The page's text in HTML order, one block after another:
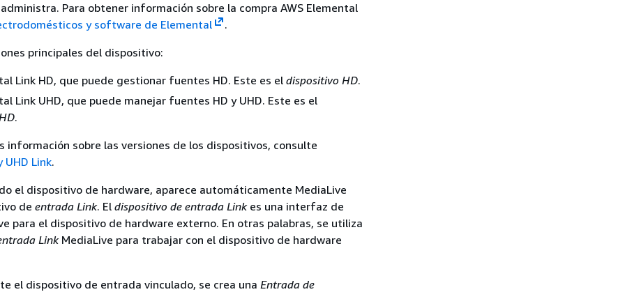
Para obtener información sobre la compra AWS Elemental
y software de Elemental
.
principales del dispositivo:
Link HD, que puede gestionar fuentes HD. Este es el dispositivo HD.
Link UHD, que puede manejar fuentes HD y UHD. Este es el
.
información sobre las versiones de los dispositivos, consulte
UHD Link.
el dispositivo de hardware, aparece automáticamente MediaLive
de entrada Link. El dispositivo de entrada Linkes una interfaz de
para el dispositivo de hardware externo. En otras palabras, se utiliza
LinkMediaLive para trabajar con el dispositivo de hardware
el dispositivo de entrada vinculado, se crea una Entrada de